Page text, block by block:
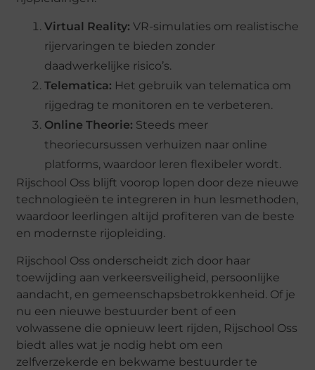
Virtual Reality: VR-simulaties om realistische
rijervaringen te bieden zonder
daadwerkelijke risico’s.
Telematica: Het gebruik van telematica om
rijgedrag te monitoren en te verbeteren.
Online Theorie: Steeds meer
theoriecursussen verhuizen naar online
platforms, waardoor leren flexibeler wordt.
Rijschool Oss blijft voorop lopen door deze nieuwe
technologieën te integreren in hun lesmethoden,
waardoor leerlingen altijd profiteren van de beste
en modernste rijopleiding.
Rijschool Oss onderscheidt zich door haar
toewijding aan verkeersveiligheid, persoonlijke
aandacht, en gemeenschapsbetrokkenheid. Of je
nu een nieuwe bestuurder bent of een
volwassene die opnieuw leert rijden, Rijschool Oss
biedt alles wat je nodig hebt om een
zelfverzekerde en bekwame bestuurder te